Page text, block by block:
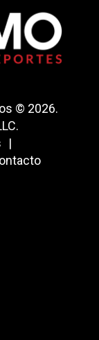
© 2026.